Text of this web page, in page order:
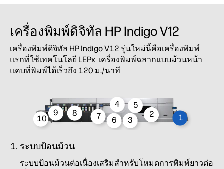
เครื่องพิมพ์ดิจิทัล HP Indigo V12
เครื่องพิมพ์ดิจิทัล HP Indigo V12 รุ่นใหม่นี้คือเครื่องพิมพ์
แรกที่ใช้เทคโนโลยี LEPx เครื่องพิมพ์ฉลากแบบม้วนหน้า
แคบที่พิมพ์ได้เร็วถึง 120 ม./นาที
10
9 8 7 6
5
4
3
2 1
ระบบป้อนม้วน
ระบบป้อนม้วนต่อเนื่องเสริมสำหรับโหมดการพิมพ์ยาวต่อ